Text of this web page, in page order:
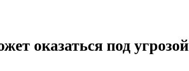
оказаться под угрозой